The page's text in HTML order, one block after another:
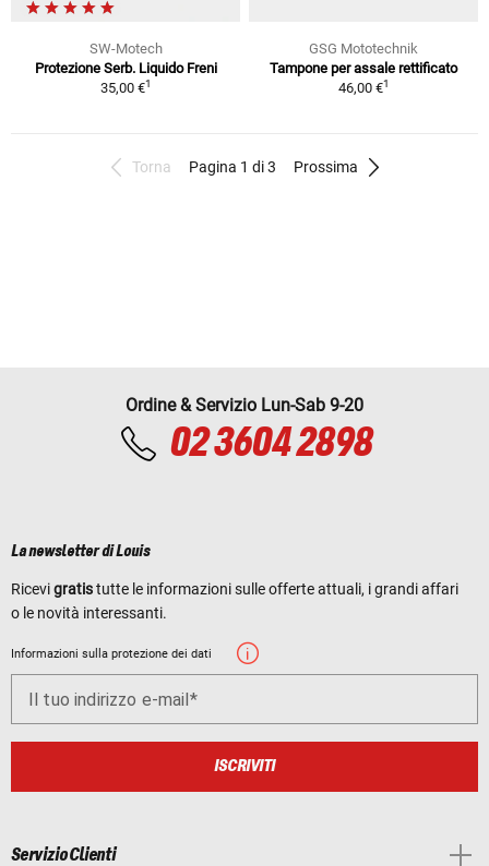
SW-Motech
Protezione Serb. Liquido Freni
35,00 €1
GSG Mototechnik
Tampone per assale rettificato
46,00 €1
Torna Pagina 1 di 3 Prossima
Ordine & Servizio Lun-Sab 9-20
02 3604 2898
La newsletter di Louis
Ricevigratistutte le informazioni sulle offerte attuali, i grandi affari
o le novità interessanti.
Informazioni sulla protezione dei dati
Il tuo indirizzo e-mail
ISCRIVITI
Servizio Clienti